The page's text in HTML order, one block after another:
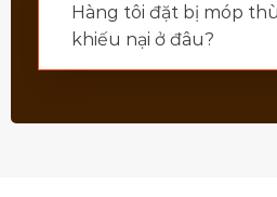
Hàng tôi đặt bị móp
khiếu nại ở đâu?